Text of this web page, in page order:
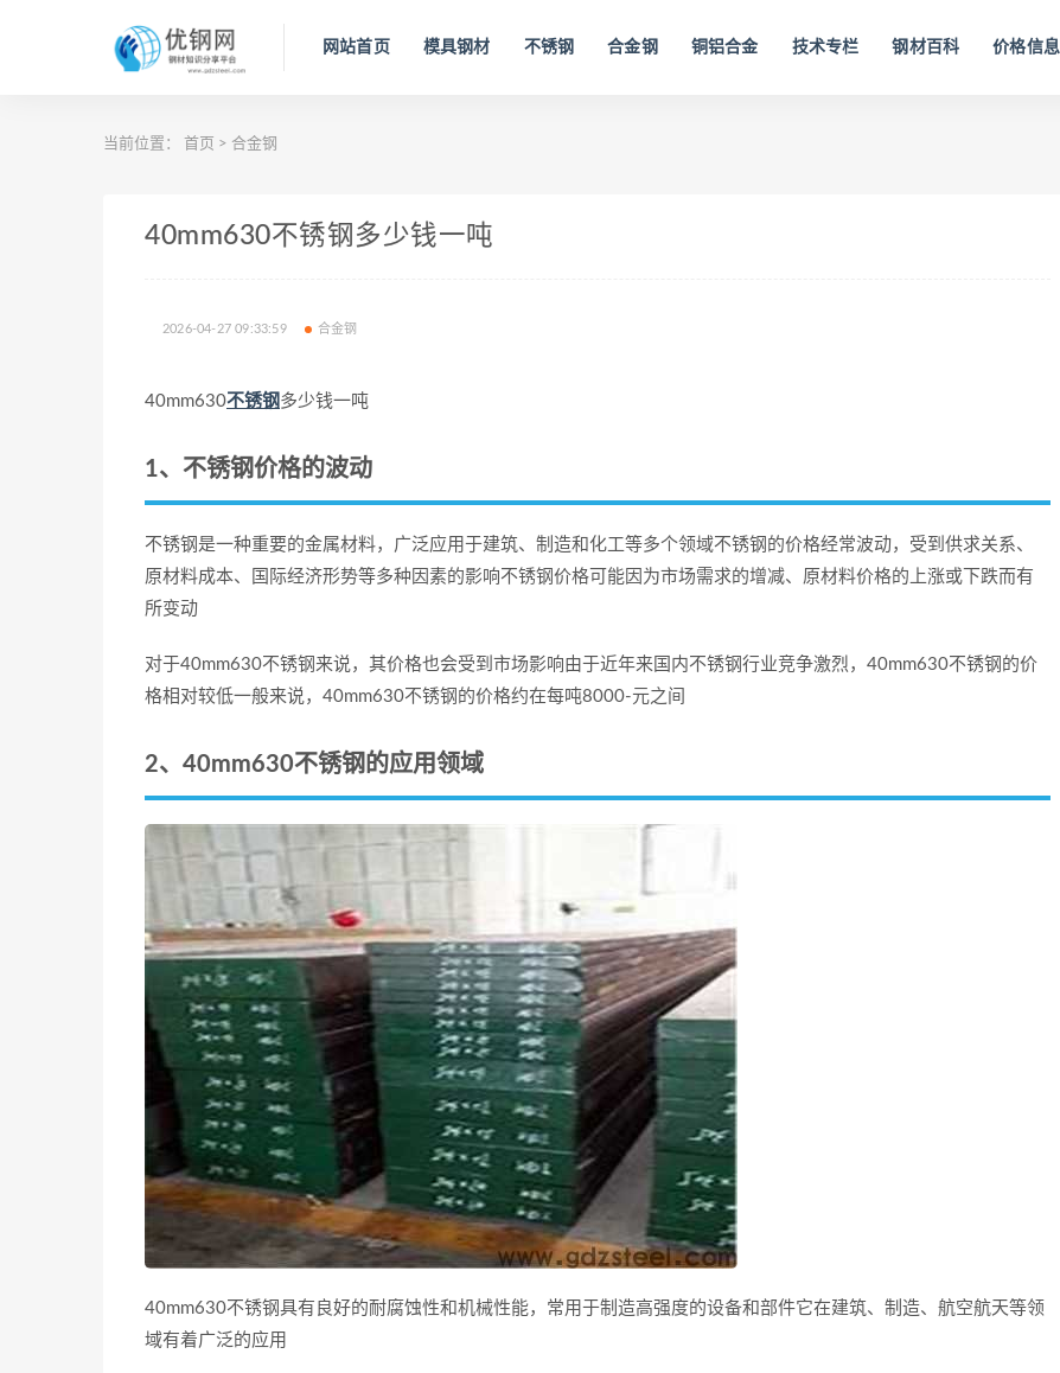
网站首页 模具钢材 不锈钢 合金钢 铜铝合金 技术专栏 钢材百科 价格信息
当前位置： 首页 > 合金钢
40mm630不锈钢多少钱一吨
2026-04-27 09:33:59 合金钢
40mm630不锈钢 多少钱一吨
1、不锈钢价格的波动
不锈钢是一种重要的金属材料，广泛应用于建筑、制造和化工等多个领域不锈钢的价格经常波动，受到供求关系、
原材料成本、国际经济形势等多种因素的影响不锈钢价格可能因为市场需求的增减、原材料价格的上涨或下跌而有
所变动
对于40mm630不锈钢来说，其价格也会受到市场影响由于近年来国内不锈钢行业竞争激烈，40mm630不锈钢的价
格相对较低一般来说，40mm630不锈钢的价格约在每吨8000-元之间
2、40mm630不锈钢的应用领域
40mm630不锈钢具有良好的耐腐蚀性和机械性能，常用于制造高强度的设备和部件它在建筑、制造、航空航天等领
域有着广泛的应用